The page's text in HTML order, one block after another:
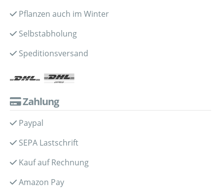
Pflanzen auch im Winter
Selbstabholung
Speditionsversand
Zahlung
Paypal
SEPA Lastschrift
Kauf auf Rechnung
Amazon Pay